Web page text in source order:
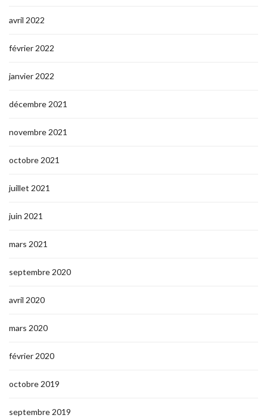
avril 2022
février 2022
janvier 2022
décembre 2021
novembre 2021
octobre 2021
juillet 2021
juin 2021
mars 2021
septembre 2020
avril 2020
mars 2020
février 2020
octobre 2019
septembre 2019